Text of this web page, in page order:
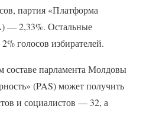
партия «Платформа
— 2,33%. Остальные
голосов избирателей.
парламента Молдовы
(PAS) может получить
и социалистов — 32, а